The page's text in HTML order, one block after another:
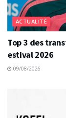
ACTUALITÉ
Top 3 des
estival 2026
09/08/2026